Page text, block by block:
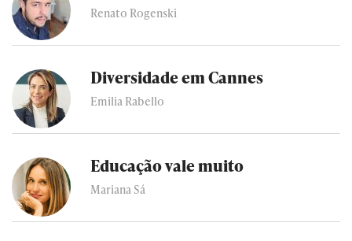
Renato Rogenski
Diversidade em Cannes
Emilia Rabello
Educação vale muito
Mariana Sá